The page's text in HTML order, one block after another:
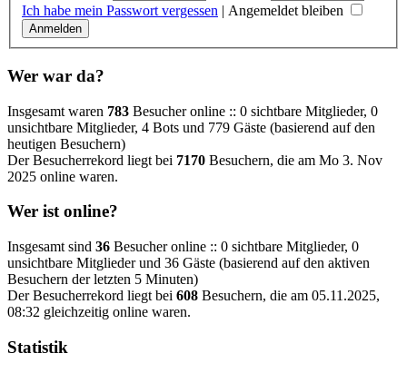
Ich habe mein Passwort vergessen | Angemeldet bleiben
Wer war da?
Insgesamt waren 783 Besucher online :: 0 sichtbare Mitglieder, 0
unsichtbare Mitglieder, 4 Bots und 779 Gäste (basierend auf den
heutigen Besuchern)
Der Besucherrekord liegt bei 7170 Besuchern, die am Mo 3. Nov
2025 online waren.
Wer ist online?
Insgesamt sind 36 Besucher online :: 0 sichtbare Mitglieder, 0
unsichtbare Mitglieder und 36 Gäste (basierend auf den aktiven
Besuchern der letzten 5 Minuten)
Der Besucherrekord liegt bei 608 Besuchern, die am 05.11.2025,
08:32 gleichzeitig online waren.
Statistik